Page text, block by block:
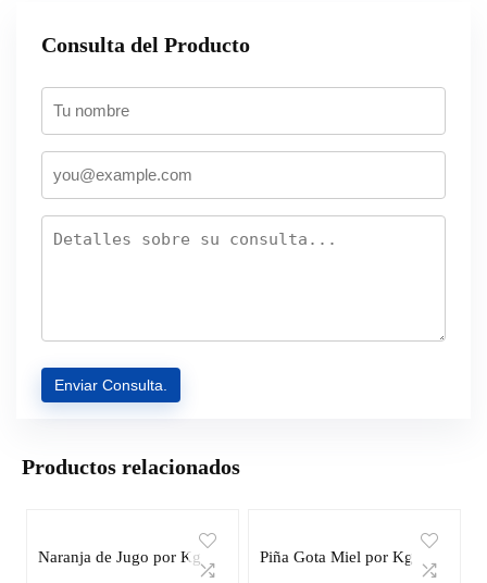
Consulta del Producto
Productos relacionados
Naranja de Jugo por Kg Piña Gota Miel por Kg